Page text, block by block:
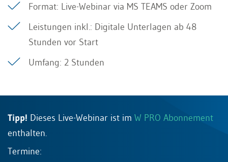
Format: Live-Webinar via MS TEAMS oder Zoom
Leistungen inkl.: Digitale Unterlagen ab 48
Stunden vor Start
Umfang: 2 Stunden
Tipp! Dieses Live-Webinar ist im W PRO Abonnement
enthalten.
Termine: